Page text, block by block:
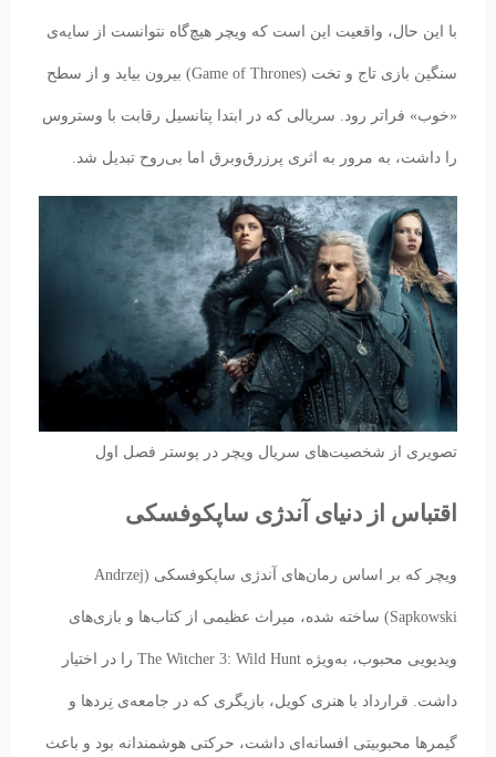
با این حال، واقعیت این است که ویچر هیچ‌گاه نتوانست از سایه‌ی
سنگین بازی تاج و تخت (Game of Thrones) بیرون بیاید و از سطح
«خوب» فراتر رود. سریالی که در ابتدا پتانسیل رقابت با وستروس
را داشت، به مرور به اثری پرزرق‌وبرق اما بی‌روح تبدیل شد.
تصویری از شخصیت‌های سریال ویچر در پوستر فصل اول
اقتباس از دنیای آندژی ساپکوفسکی
ویچر که بر اساس رمان‌های آندژی ساپکوفسکی (Andrzej
Sapkowski) ساخته شده، میراث عظیمی از کتاب‌ها و بازی‌های
ویدیویی محبوب، به‌ویژه The Witcher 3: Wild Hunt را در اختیار
داشت. قرارداد با هنری کویل، بازیگری که در جامعه‌ی نِردها و
گیمرها محبوبیتی افسانه‌ای داشت، حرکتی هوشمندانه بود و باعث